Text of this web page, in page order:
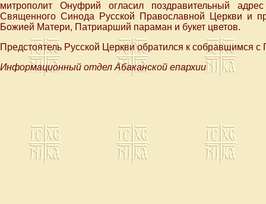
митрополит Онуфрий огласил поздравительный
Священного Синода Русской Православной Церкви и
Божией Матери, Патриарший параман и букет цветов.
Предстоятель Русской Церкви обратился к собравшимся с
Информационный отдел Абаканской епархии